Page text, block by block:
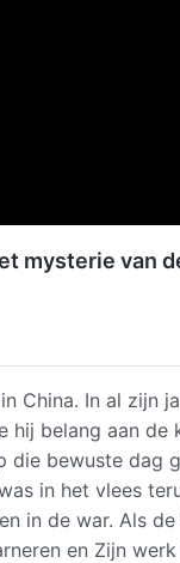
mysterie van
China. In al
belang aan de
die bewuste dag
in het vlees
in de war. Als
en Zijn